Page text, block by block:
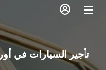
تأجير السيارات في